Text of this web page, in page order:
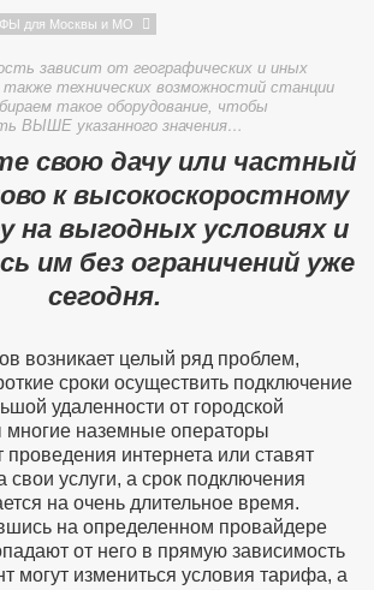
для Москвы и МО
зависит от географических и иных
также технических возможностий станции
такое оборудование, чтобы
ВЫШЕ указанного значения…
свою дачу или частный
к высокоскоростному
на выгодных условиях и
им без ограничений уже
сегодня.
возникает целый ряд проблем,
сроки осуществить подключение
удаленности от городской
многие наземные операторы
проведения интернета или ставят
услуги, а срок подключения
на очень длительное время.
на определенном провайдере
от него в прямую зависимость
могут измениться условия тарифа, а